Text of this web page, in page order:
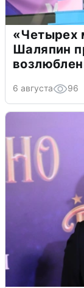
«Четырех
Шаляпин
6 августа 96